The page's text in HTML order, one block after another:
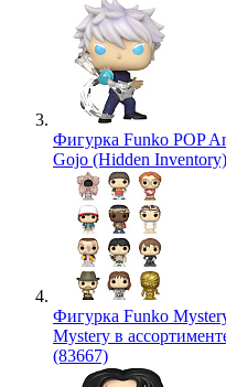
Фигурка Funko POP
Gojo (Hidden
Фигурка Funko
Mystery в
(83667)